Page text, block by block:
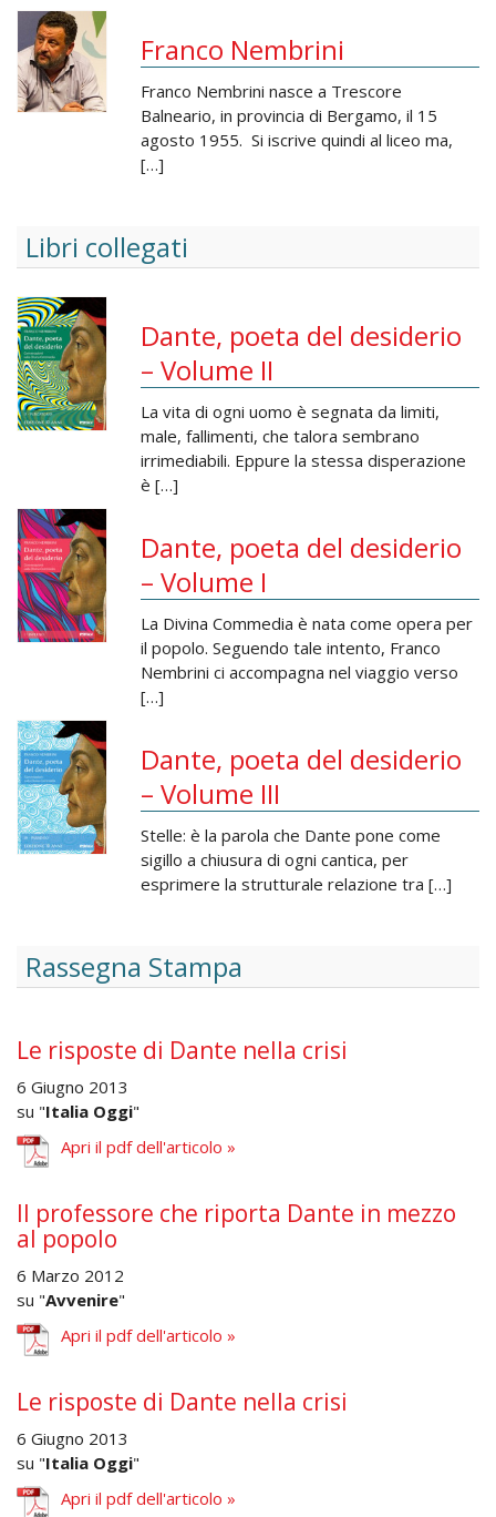
Franco Nembrini
Franco Nembrini nasce a Trescore
Balneario, in provincia di Bergamo, il 15
agosto 1955. Si iscrive quindi al liceo ma,
[…]
Libri collegati
Dante, poeta del desiderio
– Volume II
La vita di ogni uomo è segnata da limiti,
male, fallimenti, che talora sembrano
irrimediabili. Eppure la stessa disperazione
è […]
Dante, poeta del desiderio
– Volume I
La Divina Commedia è nata come opera per
il popolo. Seguendo tale intento, Franco
Nembrini ci accompagna nel viaggio verso
[…]
Dante, poeta del desiderio
– Volume III
Stelle: è la parola che Dante pone come
sigillo a chiusura di ogni cantica, per
esprimere la strutturale relazione tra […]
Rassegna Stampa
Le risposte di Dante nella crisi
6 Giugno 2013
su "Italia Oggi"
Apri il pdf dell'articolo »
Il professore che riporta Dante in mezzo
al popolo
6 Marzo 2012
su "Avvenire"
Apri il pdf dell'articolo »
Le risposte di Dante nella crisi
6 Giugno 2013
su "Italia Oggi"
Apri il pdf dell'articolo »